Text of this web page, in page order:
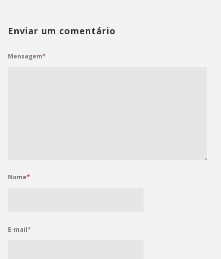
Enviar um comentário
Mensagem*
Nome*
E-mail*